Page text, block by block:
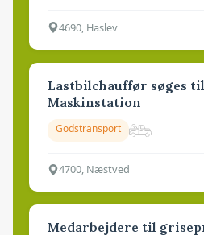
4690, Haslev
Lastbilchauffør søges
Maskinstation
Godstransport
4700, Næstved
Medarbejdere til